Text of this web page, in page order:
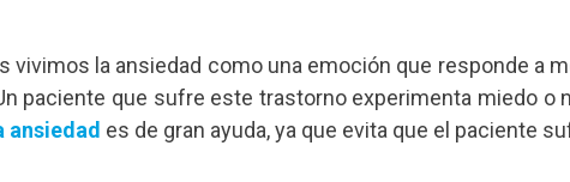
vivimos la ansiedad como una emoción que responde a
paciente que sufre este trastorno experimenta miedo
es de gran ayuda, ya que evita que el paciente